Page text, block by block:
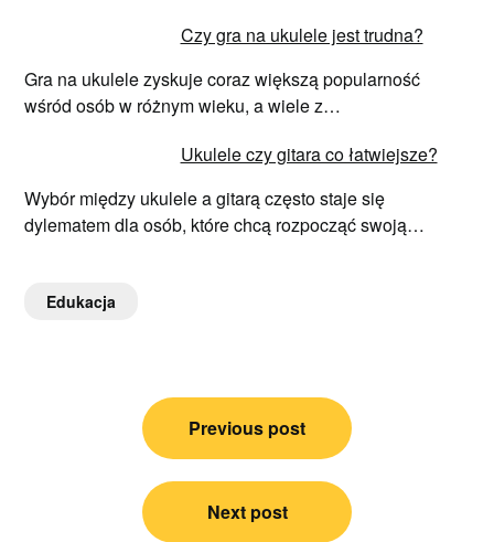
Czy gra na ukulele jest trudna?
Gra na ukulele zyskuje coraz większą popularność
wśród osób w różnym wieku, a wiele z…
Ukulele czy gitara co łatwiejsze?
Wybór między ukulele a gitarą często staje się
dylematem dla osób, które chcą rozpocząć swoją…
Edukacja
Nawigacja
Previous post
Next post